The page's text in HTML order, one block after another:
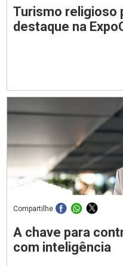
Turismo religioso
destaque na
Compartilhe
A chave para
com inteligência